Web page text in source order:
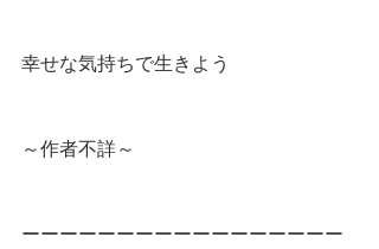
幸せな気持ちで生きよう
～作者不詳～
ーーーーーーーーーーーーーーーーー